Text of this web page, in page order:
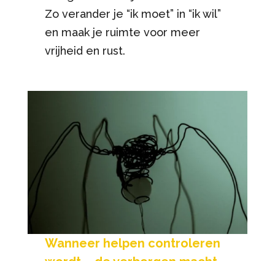
Zo verander je “ik moet” in “ik wil”
en maak je ruimte voor meer
vrijheid en rust.
Wanneer helpen controleren